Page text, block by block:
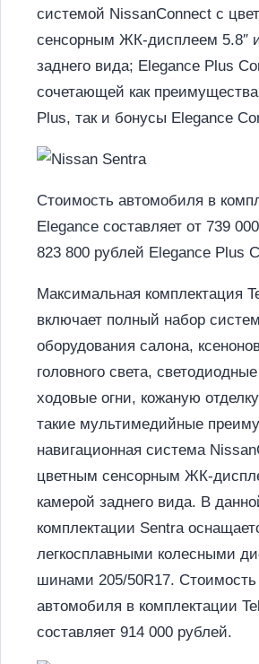
системой NissanConnect с
сенсорным ЖК-дисплеем 5.8″
заднего вида; Elegance Plus
сочетающей как
Plus, так и бонусы Elegance
Стоимость автомобиля в
Elegance составляет от 739
823 800 рублей Elegance Plus
Максимальная комплектация
включает полный набор систем
оборудования салона,
головного света,
ходовые огни, кожаную
такие мультимедийные
навигационная система
цветным сенсорным ЖК-
камерой заднего вида. В
комплектации Sentra
легкосплавными колесными
шинами 205/50R17. Стоимость
автомобиля в комплектации
составляет 914 000 рублей.